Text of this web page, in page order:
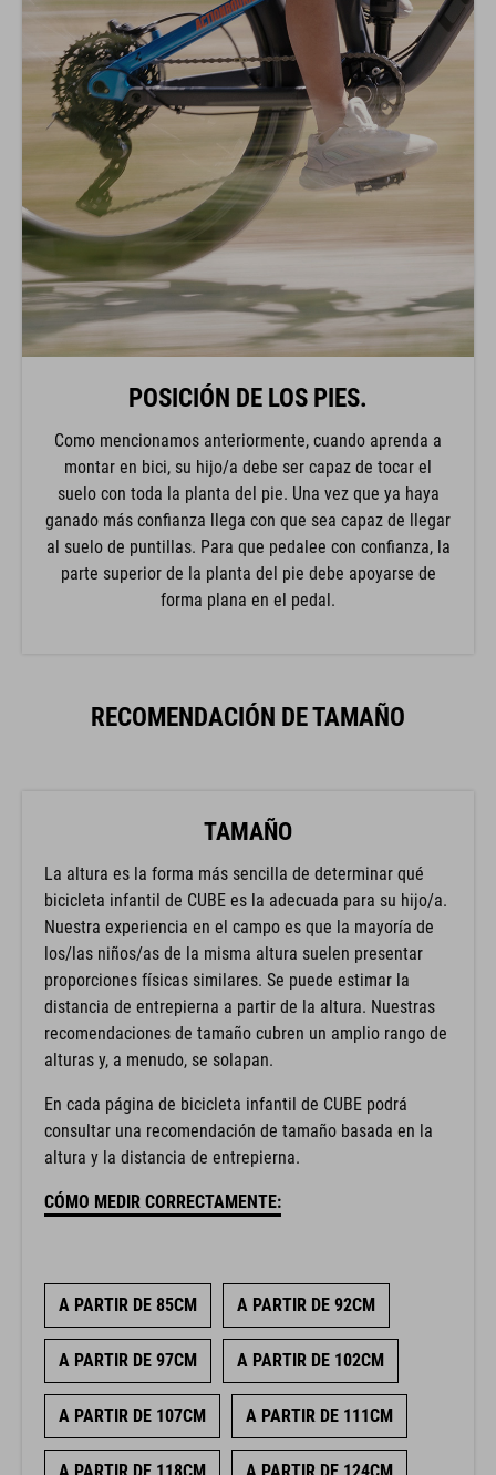
POSICIÓN DE LOS PIES.
montar en bici, su hijo/a debe ser capaz de tocar el
suelo con toda la planta del pie. Una vez que ya haya
ganado más confianza llega con que sea capaz de llegar
al suelo de puntillas. Para que pedalee con confianza, la
parte superior de la planta del pie debe apoyarse de
forma plana en el pedal.
RECOMENDACIÓN DE TAMAÑO
TAMAÑO
bicicleta infantil de CUBE es la adecuada para su hijo/a.
Nuestra experiencia en el campo es que la mayoría de
los/las niños/as de la misma altura suelen presentar
proporciones físicas similares. Se puede estimar la
distancia de entrepierna a partir de la altura. Nuestras
recomendaciones de tamaño cubren un amplio rango de
consultar una recomendación de tamaño basada en la
CÓMO MEDIR CORRECTAMENTE: